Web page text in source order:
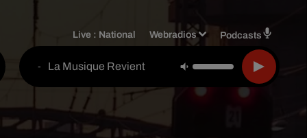
Live : National Webradios Podcasts
- La Musique Revient